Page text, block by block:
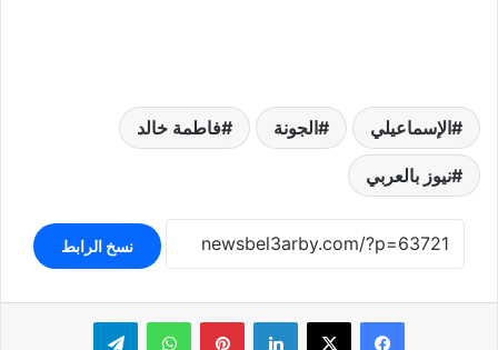
الإسماعيلي الجونة فاطمة خالد
نيوز بالعربي
نسخ الرابط
لينكدإن بينتيريستواتساب تيلقرام